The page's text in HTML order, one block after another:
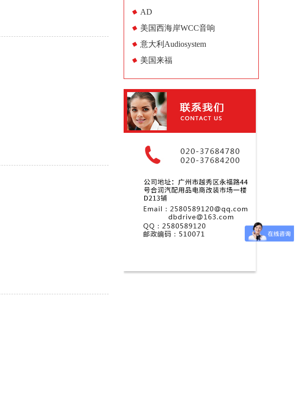
AD
美国西海岸WCC音响
意大利Audiosystem
美国来福